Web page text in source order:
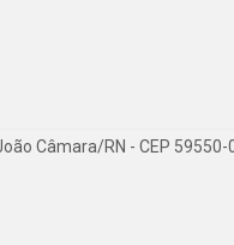
Câmara/RN - CEP